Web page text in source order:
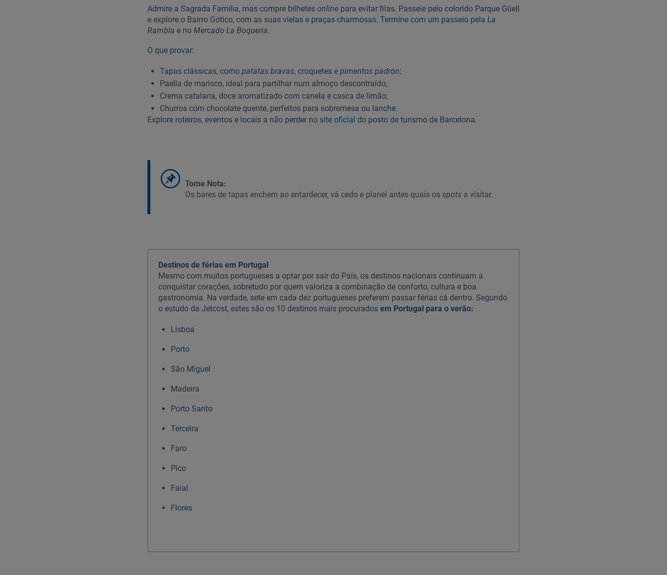
Admire a Sagrada Família, mas compre bilhetes online para evitar filas. Passeie pelo colorido Parque Güell
e explore o Bairro Gótico, com as suas vielas e praças charmosas. Termine com um passeio pela La
Rambla e no Mercado La Boqueria.
O que provar:
Tapas clássicas, como patatas bravas, croquetes e pimentos padrón;
Paella de marisco, ideal para partilhar num almoço descontraído;
Crema catalana, doce aromatizado com canela e casca de limão;
Churros com chocolate quente, perfeitos para sobremesa ou lanche.
Explore roteiros, eventos e locais a não perder no site oficial do posto de turismo de Barcelona.
Tome Nota:
Os bares de tapas enchem ao entardecer, vá cedo e planei antes quais os spots a visitar.
Destinos de férias em Portugal
Mesmo com muitos portugueses a optar por sair do País, os destinos nacionais continuam a
conquistar corações, sobretudo por quem valoriza a combinação de conforto, cultura e boa
gastronomia. Na verdade, sete em cada dez portugueses preferem passar férias cá dentro. Segundo
o estudo da Jetcost, estes são os 10 destinos mais procurados em Portugal para o verão:
Lisboa
Porto
São Miguel
Madeira
Porto Santo
Terceira
Faro
Pico
Faial
Flores